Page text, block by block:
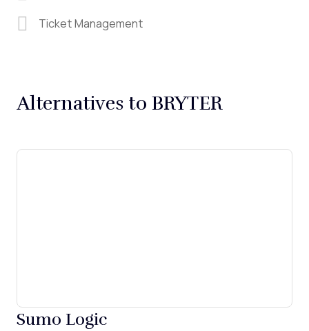
Ticket Management
Alternatives to BRYTER
Sumo Logic